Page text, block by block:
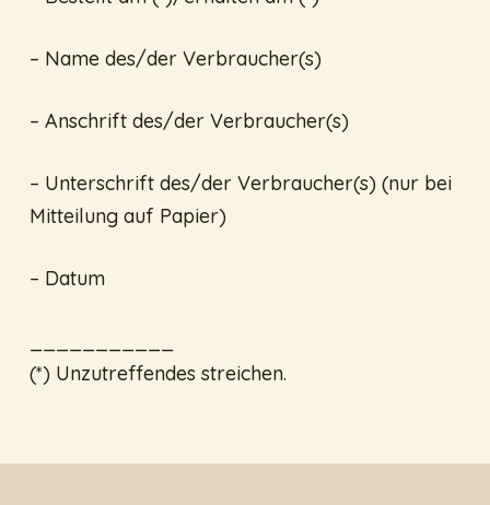
– Name des/der Verbraucher(s)
– Anschrift des/der Verbraucher(s)
– Unterschrift des/der Verbraucher(s) (nur bei
Mitteilung auf Papier)
– Datum
(*) Unzutreffendes streichen.